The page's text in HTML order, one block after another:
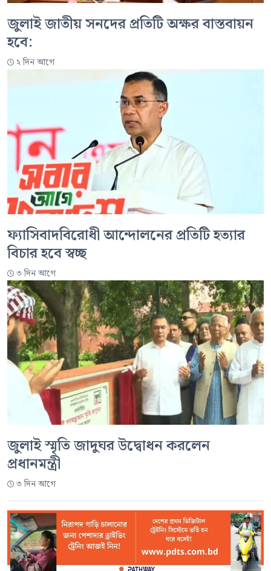
জুলাই জাতীয় সনদের প্রতিটি অক্ষর বাস্তবায়ন
হবে:
২ দিন আগে
ফ্যাসিবাদবিরোধী আন্দোলনের প্রতিটি হত্যার
বিচার হবে স্বচ্ছ
৩ দিন আগে
জুলাই স্মৃতি জাদুঘর উদ্বোধন করলেন
প্রধানমন্ত্রী
৩ দিন আগে